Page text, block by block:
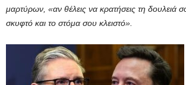
μαρτύρων, «αν θέλεις να κρατήσεις τη δουλειά
σκυφτό και το στόμα σου κλειστό».